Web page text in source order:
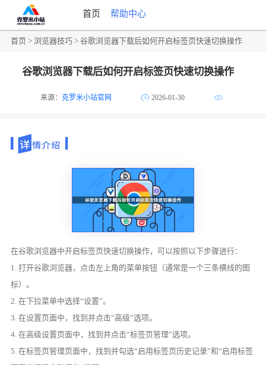
首页 帮助中心
首页 >浏览器技巧 > 谷歌浏览器下载后如何开启标签页快速切换操作
谷歌浏览器下载后如何开启标签页快速切换操作
来源：克罗米小站官网 2026-01-30
在谷歌浏览器中开启标签页快速切换操作，可以按照以下步骤进行：
1. 打开谷歌浏览器，点击左上角的菜单按钮（通常是一个三条横线的图
标）。
2. 在下拉菜单中选择“设置”。
3. 在设置页面中，找到并点击“高级”选项。
4. 在高级设置页面中，找到并点击“标签页管理”选项。
5. 在标签页管理页面中，找到并勾选“启用标签页历史记录”和“启用标签